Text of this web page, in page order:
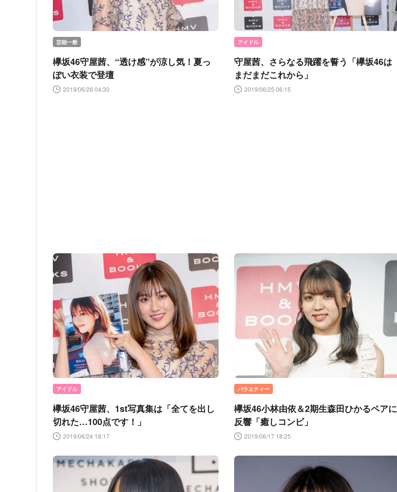
芸能一般
欅坂46守屋茜、“透け感”が涼し気！夏っ
ぽい衣装で登壇
2019/06/26 04:30
アイドル
守屋茜、さらなる飛躍を誓う「欅坂46は
まだまだこれから」
2019/06/25 06:15
アイドル
欅坂46守屋茜、1st写真集は「全てを出し
切れた…100点です！」
2019/06/24 18:17
バラエティー
欅坂46小林由依＆2期生森田ひかるペアに
反響「癒しコンビ」
2019/06/17 18:25